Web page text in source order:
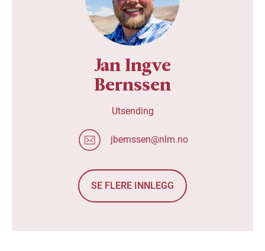
Jan Ingve
Bernssen
Utsending
jbernssen@nlm.no
SE FLERE INNLEGG